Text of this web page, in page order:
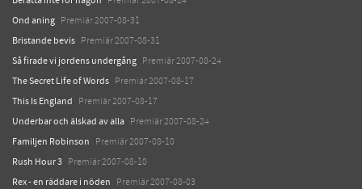
Ond aning Premiär 2007-08-31
Bristande bevis Premiär 2007-08-31
Så firade vi jordens undergång Premiär 2007-08-24
The Secret Life of Words Premiär 2007-08-17
This Is England Premiär 2007-08-17
Underbar och älskad av alla Premiär 2007-08-24
Familjen Robinson Premiär 2007-08-10
Rush Hour 3 Premiär 2007-08-10
Rex - en räddare i nöden Premiär 2007-08-03